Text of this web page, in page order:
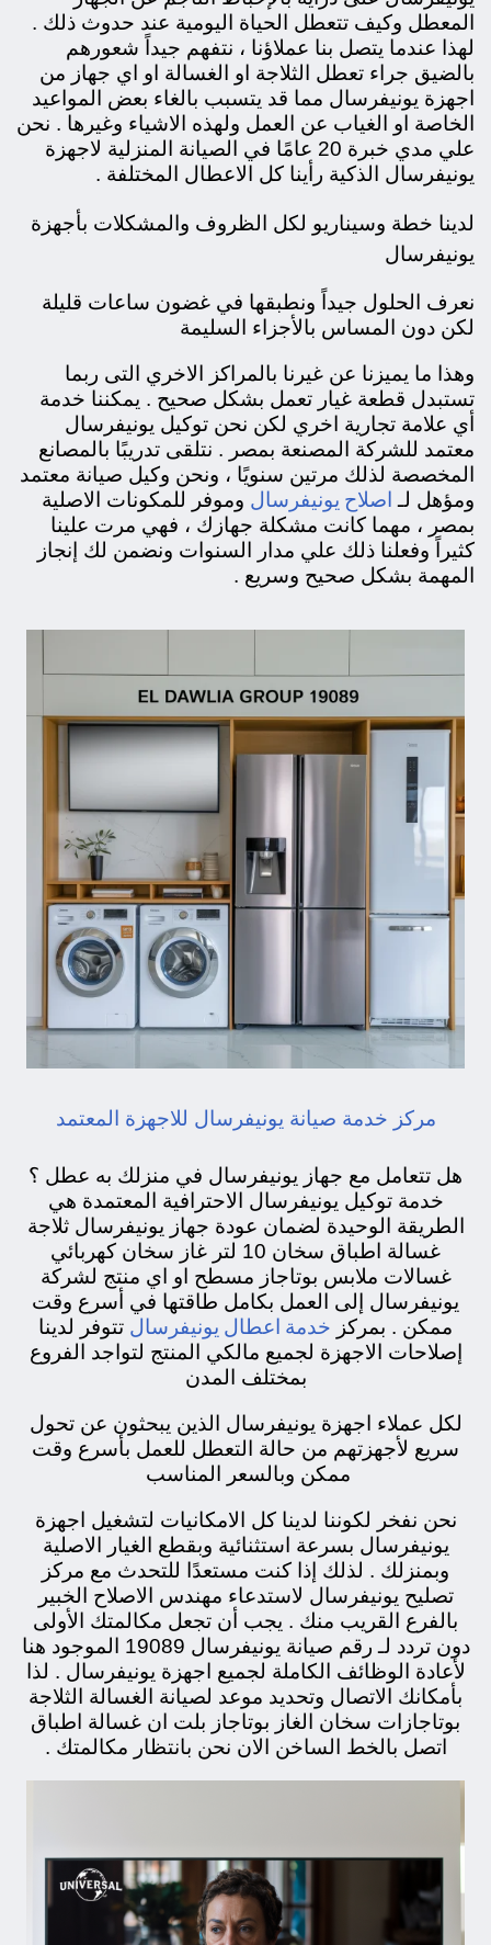
المعطل وكيف تتعطل الحياة اليومية عند حدوث ذلك .
لهذا عندما يتصل بنا عملاؤنا ، نتفهم جيداً شعورهم
بالضيق جراء تعطل الثلاجة او الغسالة او اي جهاز من
اجهزة يونيفرسال مما قد يتسبب بالغاء بعض المواعيد
الخاصة او الغياب عن العمل ولهذه الاشياء وغيرها . نحن
علي مدي خبرة 20 عامًا في الصيانة المنزلية لاجهزة
يونيفرسال الذكية رأينا كل الاعطال المختلفة .
لدينا خطة وسيناريو لكل الظروف والمشكلات بأجهزة
يونيفرسال
نعرف الحلول جيداً ونطبقها في غضون ساعات قليلة
لكن دون المساس بالأجزاء السليمة
وهذا ما يميزنا عن غيرنا بالمراكز الاخري التى ربما
تستبدل قطعة غيار تعمل بشكل صحيح . يمكننا خدمة
أي علامة تجارية اخري لكن نحن توكيل يونيفرسال
معتمد للشركة المصنعة بمصر . نتلقى تدريبًا بالمصانع
المخصصة لذلك مرتين سنويًا ، ونحن وكيل صيانة معتمد
ومؤهل لـ اصلاح يونيفرسال وموفر للمكونات الاصلية
بمصر ، مهما كانت مشكلة جهازك ، فهي مرت علينا
كثيراً وفعلنا ذلك علي مدار السنوات ونضمن لك إنجاز
المهمة بشكل صحيح وسريع .
مركز خدمة صيانة يونيفرسال للاجهزة المعتمد
هل تتعامل مع جهاز يونيفرسال في منزلك به عطل ؟
خدمة توكيل يونيفرسال الاحترافية المعتمدة هي
الطريقة الوحيدة لضمان عودة جهاز يونيفرسال ثلاجة
غسالة اطباق سخان 10 لتر غاز سخان كهربائي
غسالات ملابس بوتاجاز مسطح او اي منتج لشركة
يونيفرسال إلى العمل بكامل طاقتها في أسرع وقت
ممكن . بمركز خدمة اعطال يونيفرسال تتوفر لدينا
إصلاحات الاجهزة لجميع مالكي المنتج لتواجد الفروع
بمختلف المدن
لكل عملاء اجهزة يونيفرسال الذين يبحثون عن تحول
سريع لأجهزتهم من حالة التعطل للعمل بأسرع وقت
ممكن وبالسعر المناسب
نحن نفخر لكوننا لدينا كل الامكانيات لتشغيل اجهزة
يونيفرسال بسرعة استثنائية وبقطع الغيار الاصلية
وبمنزلك . لذلك إذا كنت مستعدًا للتحدث مع مركز
تصليح يونيفرسال لاستدعاء مهندس الاصلاح الخبير
بالفرع القريب منك . يجب أن تجعل مكالمتك الأولى
دون تردد لـ رقم صيانة يونيفرسال 19089 الموجود هنا
لأعادة الوظائف الكاملة لجميع اجهزة يونيفرسال . لذا
بأمكانك الاتصال وتحديد موعد لصيانة الغسالة الثلاجة
بوتاجازات سخان الغاز بوتاجاز بلت ان غسالة اطباق
اتصل بالخط الساخن الان نحن بانتظار مكالمتك .